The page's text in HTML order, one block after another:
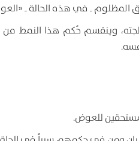
ـ في هذه الحالة ـ
وينقسم حُكم هذا النمط من
للعوض.